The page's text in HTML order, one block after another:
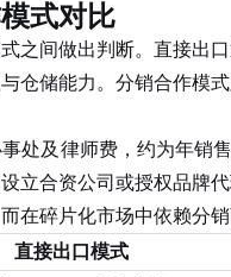
式对比
间做出判断。直接出
仓储能力。分销合作模
及律师费，约为年销售
立合资公司或授权品牌
在碎片化市场中依赖分销
直接出口模式